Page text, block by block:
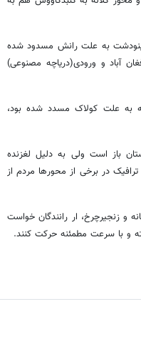
به علت رانش مسدود شده
آباد و ورودی(دریاچه مصنوعی)
به علت کولاک مسدد شده بود،
باز است ولی به دلیل لغزنده
در برخی از محورها مردم از
و زنجیرچرخ، ار رانندگان خواست
و با سرعت مطمئنه حرکت کنند.